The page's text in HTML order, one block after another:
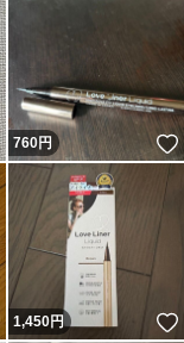
いいね！
760円
いいね！
1,450円